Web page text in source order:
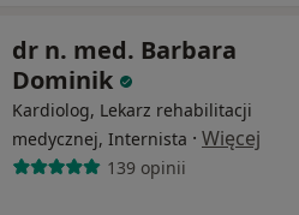
dr n. med. Barbara
Dominik
Kardiolog, Lekarz rehabilitacji
medycznej, Internista · Więcej
139 opinii